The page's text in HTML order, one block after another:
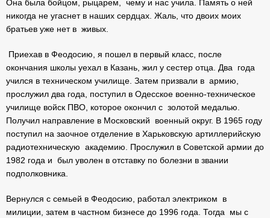
Она была бойцом, рыцарем, чему и нас учила. Память о ней
никогда не угаснет в наших сердцах. Жаль, что двоих моих
братьев уже нет в живых.
Приехав в Феодосию, я пошел в первый класс, после
окончания школы уехал в Казань, жил у сестер отца. Два года
учился в техническом училище. Затем призвали в армию,
прослужил два года, поступил в Одесское военно-техническое
училище войск ПВО, которое окончил с золотой медалью.
Получил направление в Московский военный округ. В 1965 году
поступил на заочное отделение в Харьковскую артиллерийскую
радиотехническую академию. Прослужил в Советской армии до
1982 года и был уволен в отставку по болезни в звании
подполковника.
Вернулся с семьей в Феодосию, работал электриком в
милиции, затем в частном бизнесе до 1996 года. Тогда мы с